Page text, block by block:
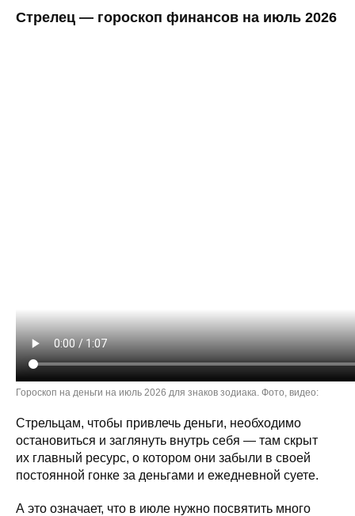
Стрелец — гороскоп финансов на июль 2026
Гороскоп на деньги на июль 2026 для знаков зодиака. Фото, видео:
Стрельцам, чтобы привлечь деньги, необходимо
остановиться и заглянуть внутрь себя — там скрыт
их главный ресурс, о котором они забыли в своей
постоянной гонке за деньгами и ежедневной суете.
А это означает, что в июле нужно посвятить много